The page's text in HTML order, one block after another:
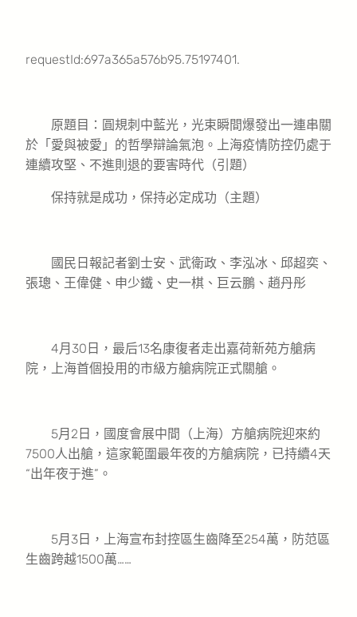
requestId:697a365a576b95.75197401.
原題目：圓規刺中藍光，光束瞬間爆發出一連串關
於「愛與被愛」的哲學辯論氣泡。上海疫情防控仍處于
連續攻堅、不進則退的要害時代（引題）
保持就是成功，保持必定成功（主題）
國民日報記者劉士安、武衛政、李泓冰、邱超奕、
張璁、王偉健、申少鐵、史一棋、巨云鵬、趙丹彤
4月30日，最后13名康復者走出嘉荷新苑方艙病
院，上海首個投用的市級方艙病院正式關艙。
5月2日，國度會展中間（上海）方艙病院迎來約
7500人出艙，這家範圍最年夜的方艙病院，已持續4天
“出年夜于進”。
5月3日，上海宣布封控區生齒降至254萬，防范區
生齒跨越1500萬……